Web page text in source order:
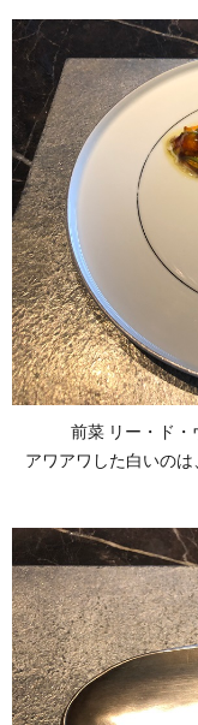
前菜 リー・ド・
アワアワした白いの